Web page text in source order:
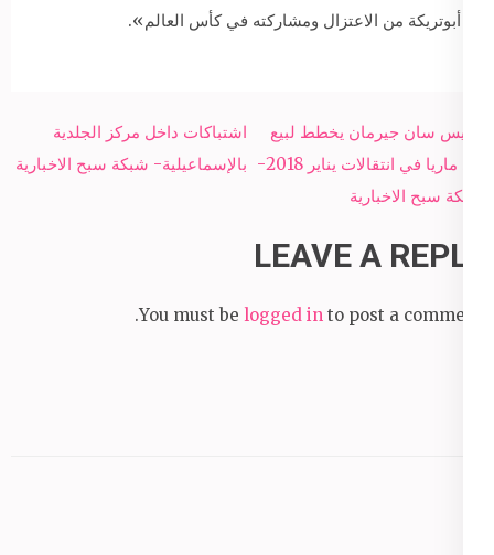
أبوتريكة من الاعتزال ومشاركته في كأس العالم».
Post
navigation
اشتباكات داخل مركز الجلدية
بالإسماعيلية- شبكة سبح الاخبارية
باريس سان جيرمان يخطط لبيع
دى ماريا في انتقالات يناير 2018-
شبكة سبح الاخبارية
LEAVE A REPLY
You must be logged in to post a comment.